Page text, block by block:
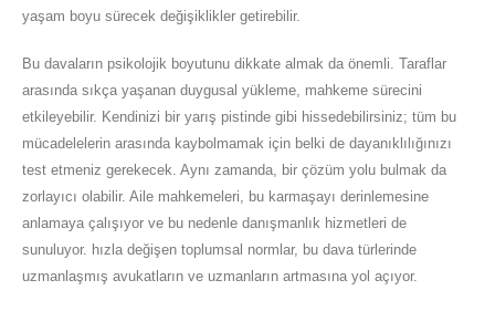
yaşam boyu sürecek değişiklikler getirebilir.
Bu davaların psikolojik boyutunu dikkate almak da önemli. Taraflar
arasında sıkça yaşanan duygusal yükleme, mahkeme sürecini
etkileyebilir. Kendinizi bir yarış pistinde gibi hissedebilirsiniz; tüm bu
mücadelelerin arasında kaybolmamak için belki de dayanıklılığınızı
test etmeniz gerekecek. Aynı zamanda, bir çözüm yolu bulmak da
zorlayıcı olabilir. Aile mahkemeleri, bu karmaşayı derinlemesine
anlamaya çalışıyor ve bu nedenle danışmanlık hizmetleri de
sunuluyor. hızla değişen toplumsal normlar, bu dava türlerinde
uzmanlaşmış avukatların ve uzmanların artmasına yol açıyor.